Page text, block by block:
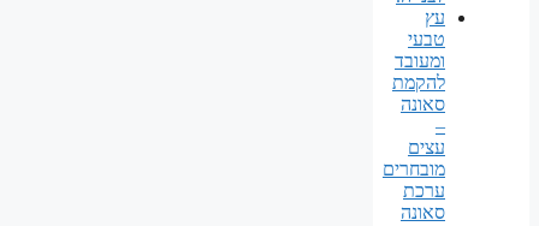
עץ
טבעי
ומעובד
להקמת
סאונה
–
עצים
מובחרים
ערכת
סאונה